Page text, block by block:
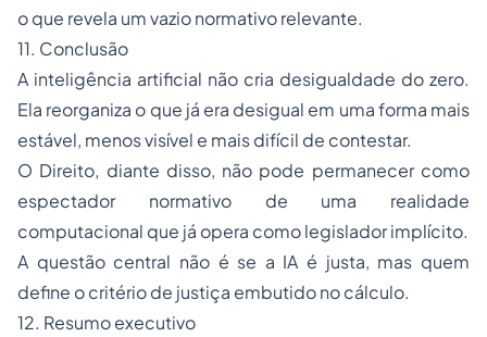
o que revela um vazio normativo relevante.
11. Conclusão
A inteligência artificial não cria desigualdade do zero.
Ela reorganiza o que já era desigual em uma forma mais
estável, menos visível e mais difícil de contestar.
O Direito, diante disso, não pode permanecer como
espectador normativo de uma realidade
computacional que já opera como legislador implícito.
A questão central não é se a IA é justa, mas quem
define o critério de justiça embutido no cálculo.
12. Resumo executivo